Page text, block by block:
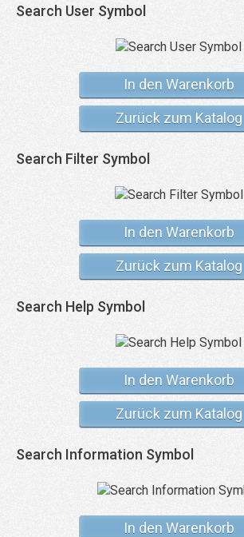
Search User Symbol
In den Warenkorb
Zurück zum Katalog
Search Filter Symbol
In den Warenkorb
Zurück zum Katalog
Search Help Symbol
In den Warenkorb
Zurück zum Katalog
Search Information Symbol
In den Warenkorb